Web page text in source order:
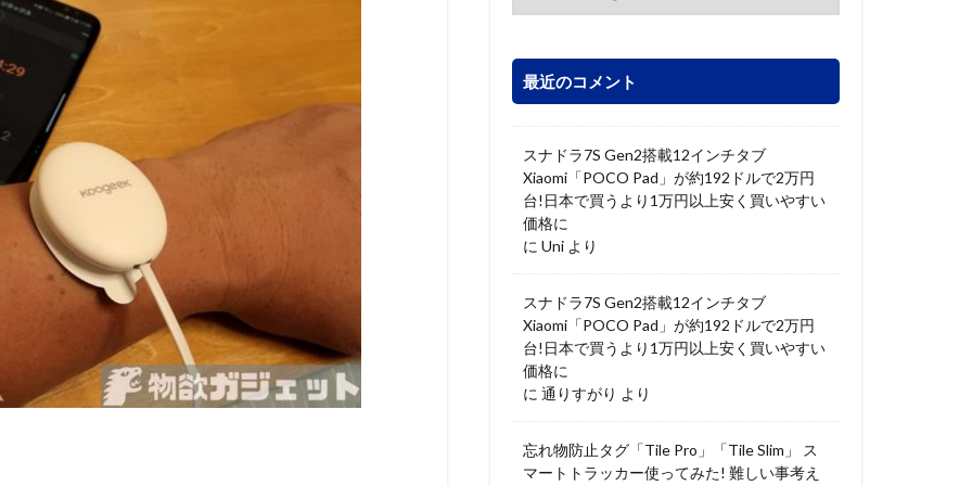
最近のコメント
スナドラ7S Gen2搭載12インチタブ
Xiaomi「POCO Pad」が約192ドルで2万円
台!日本で買うより1万円以上安く買いやすい
価格に
に Uni より
スナドラ7S Gen2搭載12インチタブ
Xiaomi「POCO Pad」が約192ドルで2万円
台!日本で買うより1万円以上安く買いやすい
価格に
に 通りすがり より
忘れ物防止タグ「Tile Pro」「Tile Slim」 ス
マートトラッカー使ってみた! 難しい事考え